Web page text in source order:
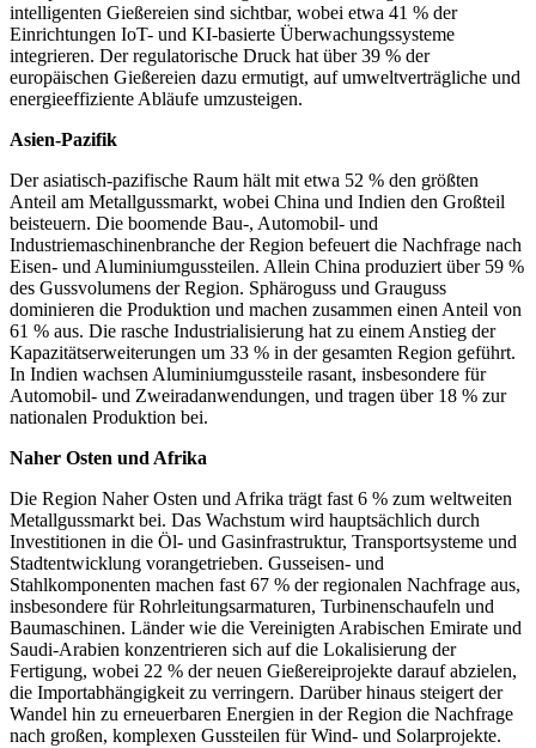
intelligenten Gießereien sind sichtbar, wobei etwa 41 % der
Einrichtungen IoT- und KI-basierte Überwachungssysteme
integrieren. Der regulatorische Druck hat über 39 % der
europäischen Gießereien dazu ermutigt, auf umweltverträgliche und
energieeffiziente Abläufe umzusteigen.
Asien-Pazifik
Der asiatisch-pazifische Raum hält mit etwa 52 % den größten
Anteil am Metallgussmarkt, wobei China und Indien den Großteil
beisteuern. Die boomende Bau-, Automobil- und
Industriemaschinenbranche der Region befeuert die Nachfrage nach
Eisen- und Aluminiumgussteilen. Allein China produziert über 59 %
des Gussvolumens der Region. Sphäroguss und Grauguss
dominieren die Produktion und machen zusammen einen Anteil von
61 % aus. Die rasche Industrialisierung hat zu einem Anstieg der
Kapazitätserweiterungen um 33 % in der gesamten Region geführt.
In Indien wachsen Aluminiumgussteile rasant, insbesondere für
Automobil- und Zweiradanwendungen, und tragen über 18 % zur
nationalen Produktion bei.
Naher Osten und Afrika
Die Region Naher Osten und Afrika trägt fast 6 % zum weltweiten
Metallgussmarkt bei. Das Wachstum wird hauptsächlich durch
Investitionen in die Öl- und Gasinfrastruktur, Transportsysteme und
Stadtentwicklung vorangetrieben. Gusseisen- und
Stahlkomponenten machen fast 67 % der regionalen Nachfrage aus,
insbesondere für Rohrleitungsarmaturen, Turbinenschaufeln und
Baumaschinen. Länder wie die Vereinigten Arabischen Emirate und
Saudi-Arabien konzentrieren sich auf die Lokalisierung der
Fertigung, wobei 22 % der neuen Gießereiprojekte darauf abzielen,
die Importabhängigkeit zu verringern. Darüber hinaus steigert der
Wandel hin zu erneuerbaren Energien in der Region die Nachfrage
nach großen, komplexen Gussteilen für Wind- und Solarprojekte.